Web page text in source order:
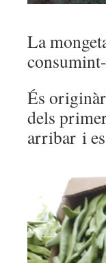
La
És
dels
arribar i